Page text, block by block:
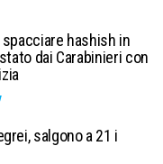
hashish in
dai Carabinieri con
salgono a 21 i